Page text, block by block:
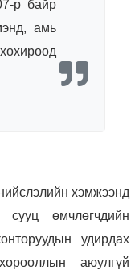
р байр
амь
ийслэлийн хэмжээнд
өмчлөгчдийн
удирдах
аюулгүй